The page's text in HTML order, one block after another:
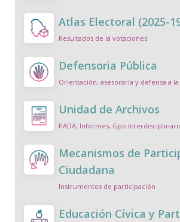
Atlas Electoral (2025-
Resultados de la votaciones
Defensoria Pública
Orientación, asesoraría y defensa a
Unidad de Archivos
PADA, Informes, Gpo
Mecanismos de
Ciudadana
Instrumentos de participación
Educación Cívica y